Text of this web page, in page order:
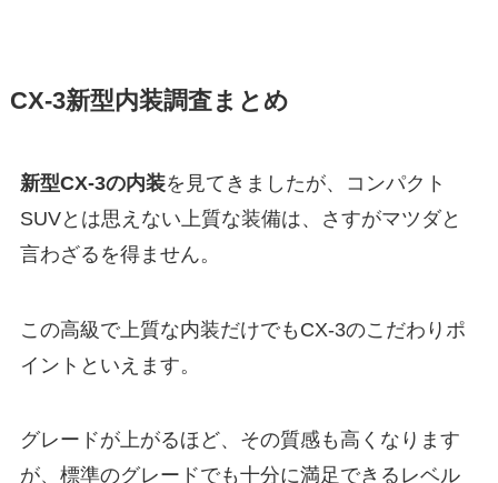
CX-3新型内装調査まとめ
新型CX-3の内装を見てきましたが、コンパクト
SUVとは思えない上質な装備は、さすがマツダと
言わざるを得ません。
この高級で上質な内装だけでもCX-3のこだわりポ
イントといえます。
グレードが上がるほど、その質感も高くなります
が、標準のグレードでも十分に満足できるレベル